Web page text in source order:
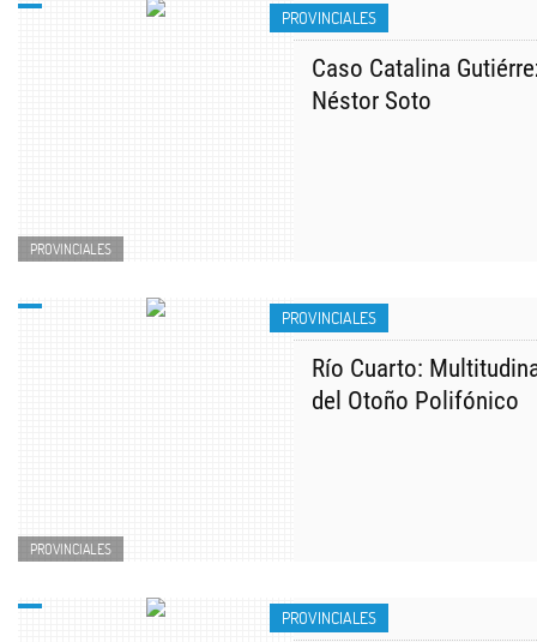
PROVINCIALES
PROVINCIALES
Caso Catalina
Néstor Soto
PROVINCIALES
PROVINCIALES
Río Cuarto:
del Otoño Polifónico
PROVINCIALES